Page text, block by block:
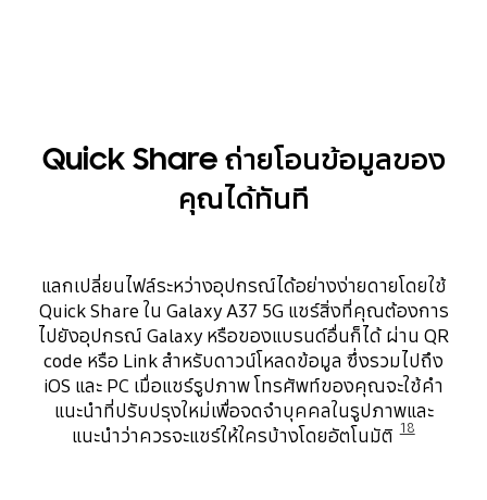
Quick Share ถ่ายโอนข้อมูลของ
คุณได้ทันที
แลกเปลี่ยนไฟล์ระหว่างอุปกรณ์ได้อย่างง่ายดายโดยใช้
Quick Share ใน Galaxy A37 5G แชร์สิ่งที่คุณต้องการ
ไปยังอุปกรณ์ Galaxy หรือของแบรนด์อื่นก็ได้ ผ่าน QR
code หรือ Link สำหรับดาวน์โหลดข้อมูล ซึ่งรวมไปถึง
iOS และ PC เมื่อแชร์รูปภาพ โทรศัพท์ของคุณจะใช้คำ
แนะนำที่ปรับปรุงใหม่เพื่อจดจำบุคคลในรูปภาพและ
แนะนำว่าควรจะแชร์ให้ใครบ้างโดยอัตโนมัติ 18